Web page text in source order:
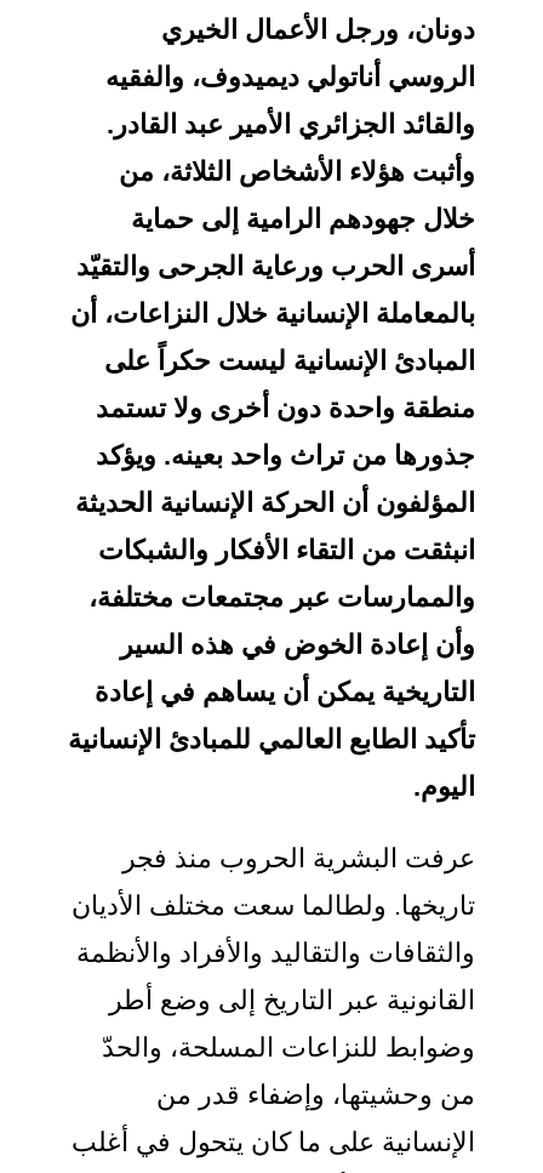
ورجل الأعمال الخيري
أناتولي ديميدوف، والفقيه
الجزائري الأمير عبد القادر.
هؤلاء الأشخاص الثلاثة، من
جهودهم الرامية إلى حماية
الحرب ورعاية الجرحى والتقيّد
الإنسانية خلال النزاعات، أن
الإنسانية ليست حكراً على
واحدة دون أخرى ولا تستمد
من تراث واحد بعينه. ويؤكد
أن الحركة الإنسانية الحديثة
من التقاء الأفكار والشبكات
عبر مجتمعات مختلفة،
إعادة الخوض في هذه السير
يمكن أن يساهم في إعادة
الطابع العالمي للمبادئ الإنسانية
البشرية الحروب منذ فجر
ولطالما سعت مختلف الأديان
والتقاليد والأفراد والأنظمة
عبر التاريخ إلى وضع أطر
للنزاعات المسلحة، والحدّ
وحشيتها، وإضفاء قدر من
على ما كان يتحول في أغلب